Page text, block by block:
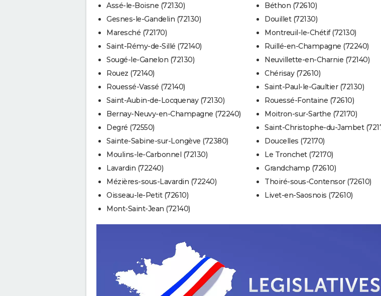
Assé-le-Boisne (72130)
Gesnes-le-Gandelin (72130)
Maresché (72170)
Saint-Rémy-de-Sillé (72140)
Sougé-le-Ganelon (72130)
Rouez (72140)
Rouessé-Vassé (72140)
Saint-Aubin-de-Locquenay (72130)
Bernay-Neuvy-en-Champagne (72240)
Degré (72550)
Sainte-Sabine-sur-Longève (72380)
Moulins-le-Carbonnel (72130)
Lavardin (72240)
Mézières-sous-Lavardin (72240)
Oisseau-le-Petit (72610)
Mont-Saint-Jean (72140)
Béthon (72610)
Douillet (72130)
Montreuil-le-Chétif (72130)
Ruillé-en-Champagne (72240)
Neuvillette-en-Charnie (72140)
Chérisay (72610)
Saint-Paul-le-Gaultier (72130)
Rouessé-Fontaine (72610)
Moitron-sur-Sarthe (72170)
Saint-Christophe-du-Jambet
Doucelles (72170)
Le Tronchet (72170)
Grandchamp (72610)
Thoiré-sous-Contensor (72610)
Livet-en-Saosnois (72610)